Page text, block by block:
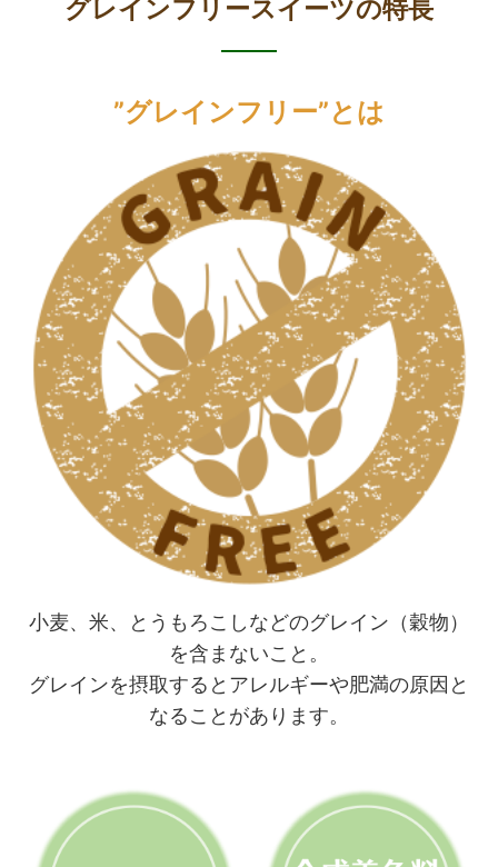
グレインフリースイーツの特長
”グレインフリー”とは
小麦、米、とうもろこしなどのグレイン（穀物）
を含まないこと。
グレインを摂取するとアレルギーや肥満の原因と
なることがあります。